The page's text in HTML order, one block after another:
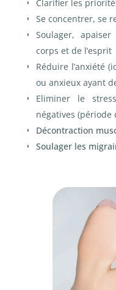
Clarifier les
Se concentrer, se
Soulager,
corps et de l’esprit
Réduire l’anxiété
ou anxieux ayant
Eliminer le
négatives (période
Décontraction
Soulager les